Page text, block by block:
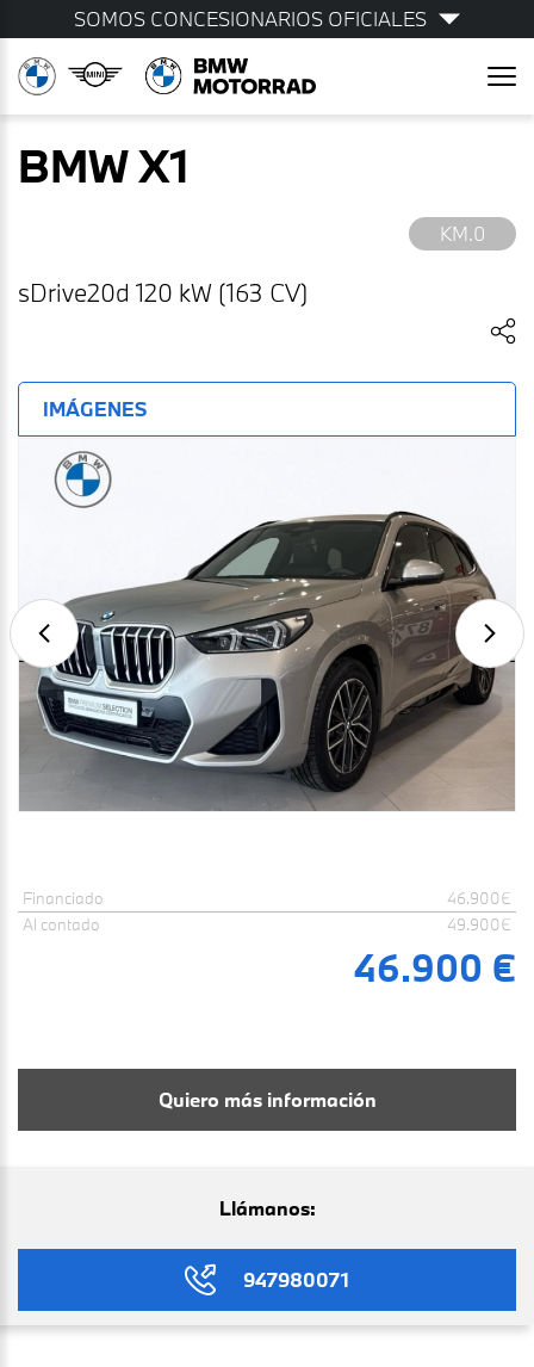
SOMOS CONCESIONARIOS OFICIALES
BMWX1
KM.0
sDrive20d 120 kW (163 CV)
IMÁGENES
Financiado
46.900€
Al contado
49.900€
46.900 €
Quiero más información
Llámanos:
947980071